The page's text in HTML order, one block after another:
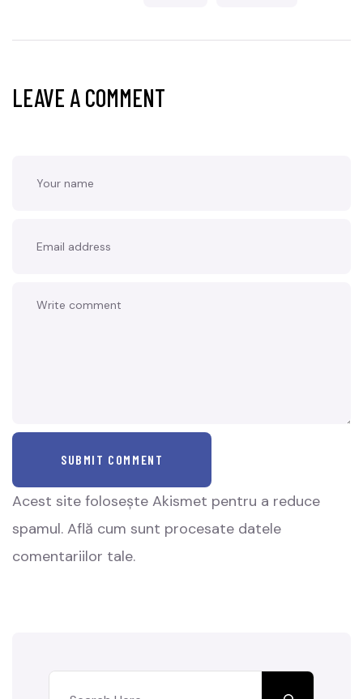
LEAVE A COMMENT
SUBMIT COMMENT
Acest site folosește Akismet pentru a reduce
spamul. Află cum sunt procesate datele
comentariilor tale.